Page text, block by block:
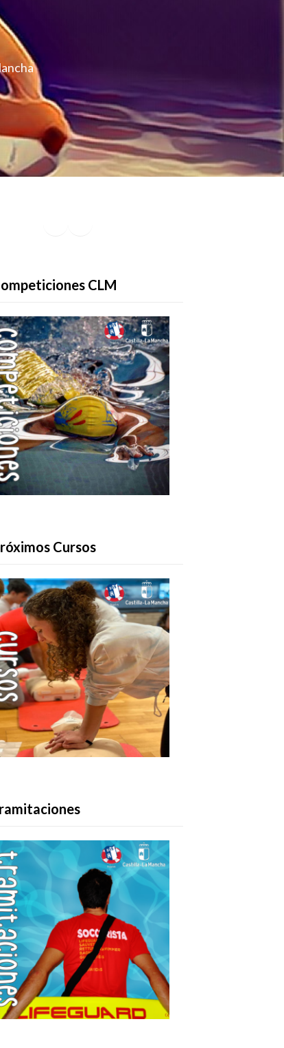
CLM
Cursos